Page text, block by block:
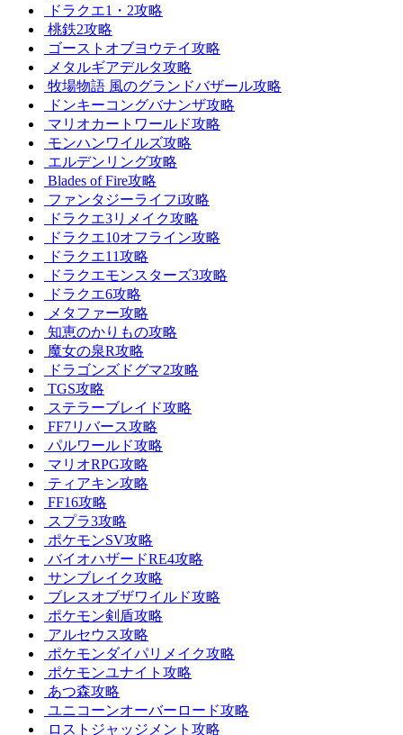
ドラクエ1・2攻略
桃鉄2攻略
ゴーストオブヨウテイ攻略
メタルギアデルタ攻略
牧場物語 風のグランドバザール攻略
ドンキーコングバナンザ攻略
マリオカートワールド攻略
モンハンワイルズ攻略
エルデンリング攻略
Blades of Fire攻略
ファンタジーライフi攻略
ドラクエ3リメイク攻略
ドラクエ10オフライン攻略
ドラクエ11攻略
ドラクエモンスターズ3攻略
ドラクエ6攻略
メタファー攻略
知恵のかりもの攻略
魔女の泉R攻略
ドラゴンズドグマ2攻略
TGS攻略
ステラーブレイド攻略
FF7リバース攻略
パルワールド攻略
マリオRPG攻略
ティアキン攻略
FF16攻略
スプラ3攻略
ポケモンSV攻略
バイオハザードRE4攻略
サンブレイク攻略
ブレスオブザワイルド攻略
ポケモン剣盾攻略
アルセウス攻略
ポケモンダイパリメイク攻略
ポケモンユナイト攻略
あつ森攻略
ユニコーンオーバーロード攻略
ロストジャッジメント攻略